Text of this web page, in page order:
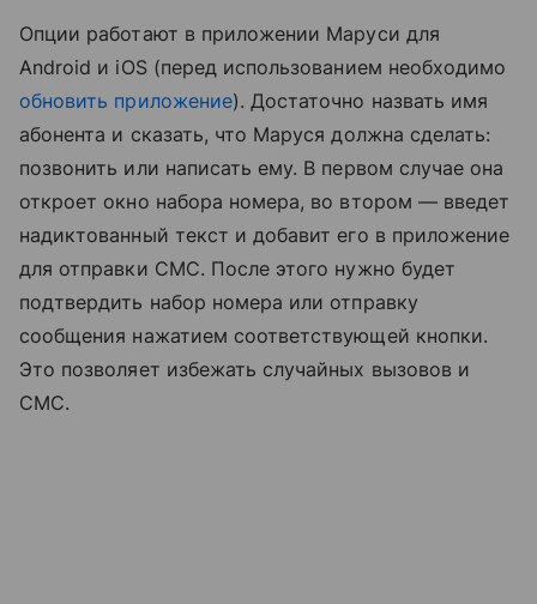
Опции работают в приложении Маруси для
Android и iOS (перед использованием необходимо
обновить приложение). Достаточно назвать имя
абонента и сказать, что Маруся должна сделать:
позвонить или написать ему. В первом случае она
откроет окно набора номера, во втором — введет
надиктованный текст и добавит его в приложение
для отправки СМС. После этого нужно будет
подтвердить набор номера или отправку
сообщения нажатием соответствующей кнопки.
Это позволяет избежать случайных вызовов и
СМС.